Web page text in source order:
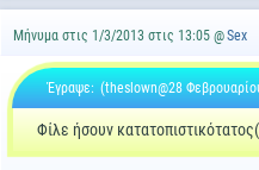
Μήνυμα στις 1/3/2013 στις 13:05 @Sex
Έγραψε: (theslown@28
Φίλε ήσουν